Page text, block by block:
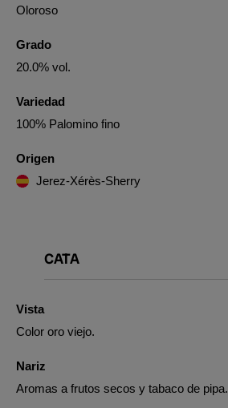
Oloroso
Grado
20.0% vol.
Variedad
100% Palomino fino
Origen
Jerez-Xérès-Sherry
CATA
Vista
Color oro viejo.
Nariz
Aromas a frutos secos y tabaco de pipa.